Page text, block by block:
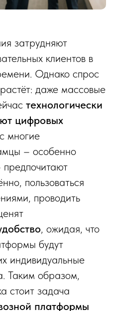
затрудняют
клиентов в
Однако спрос
даже массовые
технологически
цифровых
многие
– особенно
пользоваться
проводить
, ожидая, что
будут
индивидуальные
Таким образом,
стоит задача
платформы